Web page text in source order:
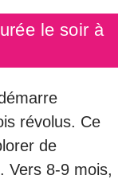
le soir à
révolus. Ce
de
Vers 8-9 mois,